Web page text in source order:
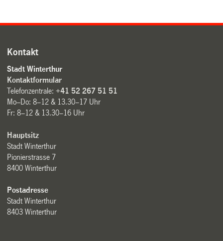
Kontakt
Stadt Winterthur
Kontaktformular
Telefonzentrale:+41 52 267 51 51
Mo–Do: 8–12 & 13.30–17 Uhr
Fr: 8–12 & 13.30–16 Uhr
Hauptsitz
Stadt Winterthur
Pionierstrasse 7
8400 Winterthur
Postadresse
Stadt Winterthur
8403 Winterthur